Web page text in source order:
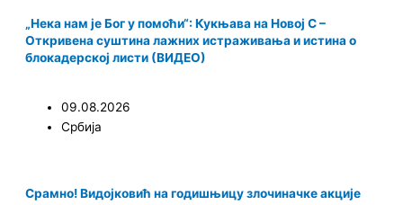
„Нека нам је Бог у помоћи“: Кукњава на Новој С –
Откривена суштина лажних истраживања и истина о
блокадерској листи (ВИДЕО)
09.08.2026
Србија
Срамно! Видојковић на годишњицу злочиначке акције